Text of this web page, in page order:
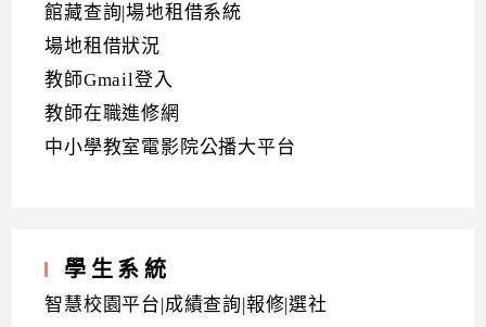
館藏查詢|場地租借系統
場地租借狀況
教師Gmail登入
教師在職進修網
中小學教室電影院公播大平台
學生系統
智慧校園平台|成績查詢|報修|選社